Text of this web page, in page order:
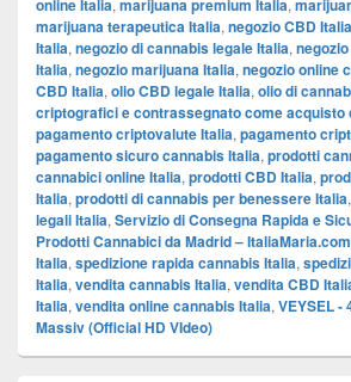
online Italia, marijuana premium Italia,
marijuana terapeutica Italia, negozio CBD Italia
Italia, negozio di cannabis legale Italia,
Italia, negozio marijuana Italia, negozio online
CBD Italia, olio CBD legale Italia, olio di
criptografici e contrassegnato come acquisto
pagamento criptovalute Italia, pagamento
pagamento sicuro cannabis Italia, prodotti
cannabici online Italia, prodotti CBD Italia,
Italia, prodotti di cannabis per benessere Italia,
legali Italia, Servizio di Consegna Rapida e
Prodotti Cannabici da Madrid – ItaliaMaria.com
Italia, spedizione rapida cannabis Italia,
Italia, vendita cannabis Italia, vendita CBD
Italia, vendita online cannabis Italia, VEYSEL -
Massiv (Official HD VIdeo)